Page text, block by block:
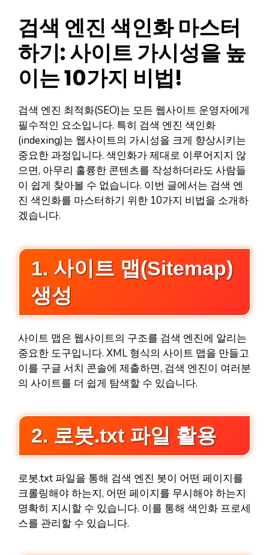
검색 엔진 색인화 마스터
하기: 사이트 가시성을 높
이는 10가지 비법!
검색 엔진 최적화(SEO)는 모든 웹사이트 운영자에게
필수적인 요소입니다. 특히 검색 엔진 색인화
(indexing)는 웹사이트의 가시성을 크게 향상시키는
중요한 과정입니다. 색인화가 제대로 이루어지지 않
으면, 아무리 훌륭한 콘텐츠를 작성하더라도 사람들
이 쉽게 찾아볼 수 없습니다. 이번 글에서는 검색 엔
진 색인화를 마스터하기 위한 10가지 비법을 소개하
겠습니다.
1. 사이트 맵(Sitemap)
생성
사이트 맵은 웹사이트의 구조를 검색 엔진에 알리는
중요한 도구입니다. XML 형식의 사이트 맵을 만들고
이를 구글 서치 콘솔에 제출하면, 검색 엔진이 여러분
의 사이트를 더 쉽게 탐색할 수 있습니다.
2. 로봇.txt 파일 활용
로봇.txt 파일을 통해 검색 엔진 봇이 어떤 페이지를
크롤링해야 하는지, 어떤 페이지를 무시해야 하는지
명확히 지시할 수 있습니다. 이를 통해 색인화 프로세
스를 관리할 수 있습니다.